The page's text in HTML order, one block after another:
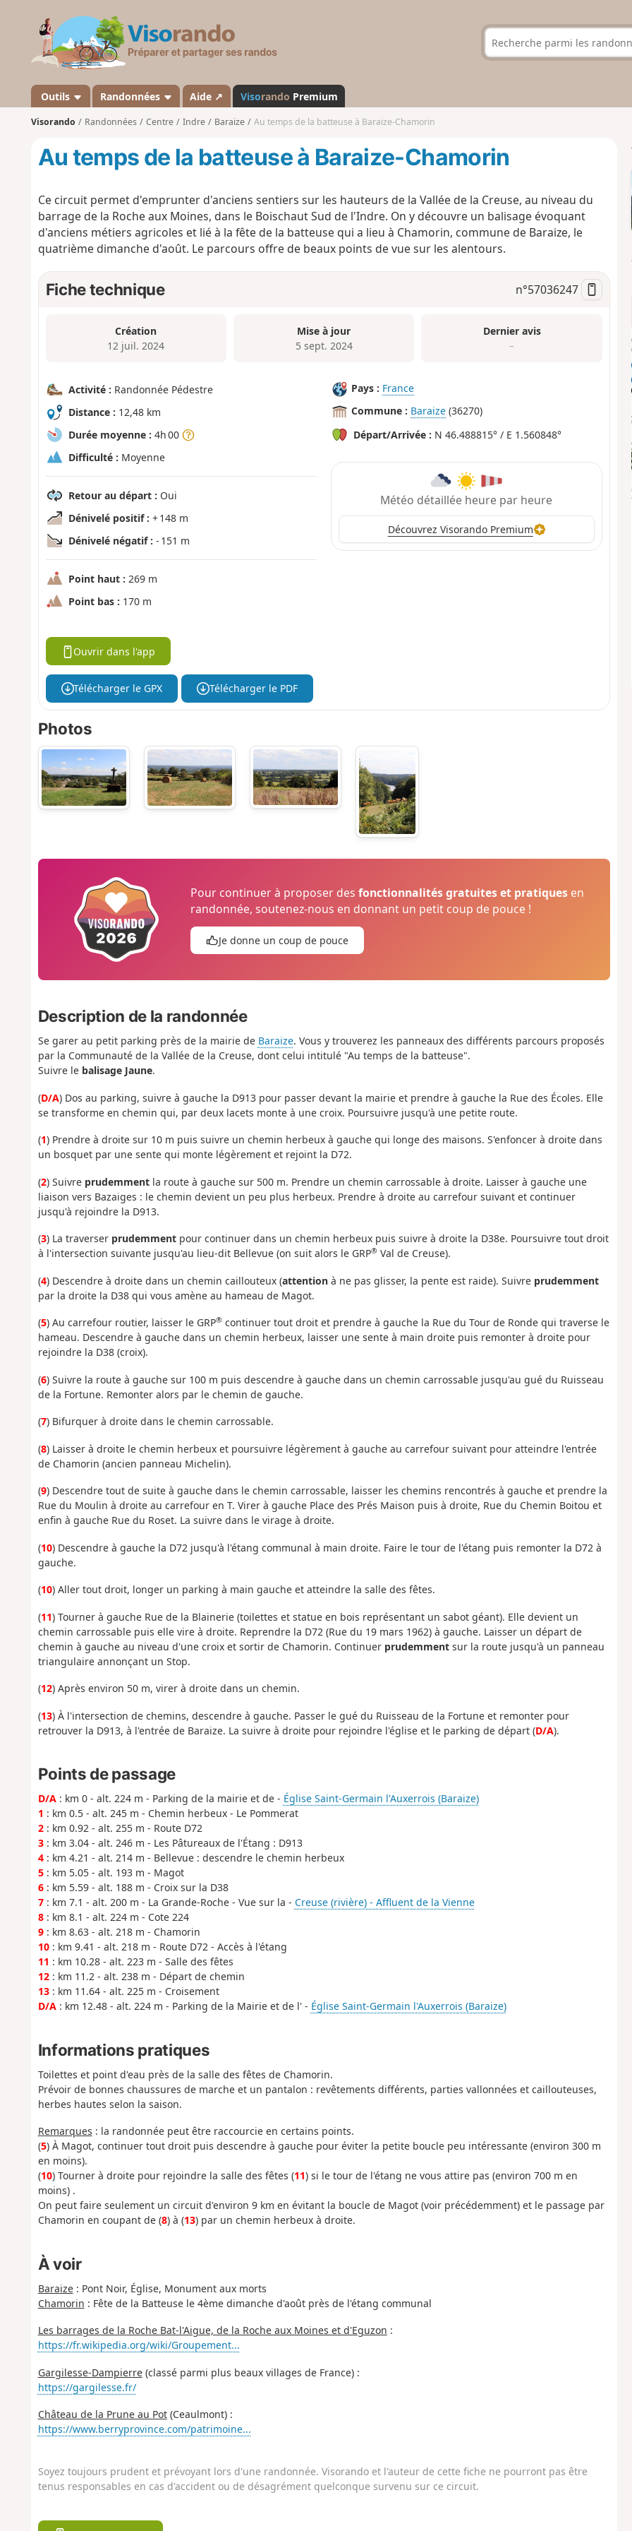
s
a
n
d
Outils Randonnées Aide ↗ Visorando Premium
Visorando Randonnées Centre Indre Baraize Au temps de la batteuse à Baraize-Chamorin
Au temps de la batteuse à Baraize-Chamorin
Ce circuit permet d'emprunter d'anciens sentiers sur les hauteurs de la Vallée de la Creuse, au niveau du
barrage de la Roche aux Moines, dans le Boischaut Sud de l'Indre. On y découvre un balisage évoquant
d'anciens métiers agricoles et lié à la fête de la batteuse qui a lieu à Chamorin, commune de Baraize, le
quatrième dimanche d'août. Le parcours offre de beaux points de vue sur les alentours.
Fiche technique n°57036247
Création
12 juil. 2024
Mise à jour
5 sept. 2024
Dernier avis
–
Activité : Randonnée Pédestre
Distance : 12,48 km
Durée moyenne : 4h 00
Difficulté : Moyenne
Retour au départ : Oui
Dénivelé positif : + 148 m
Dénivelé négatif : - 151 m
Point haut : 269 m
Point bas : 170 m
Pays : France
Commune : Baraize (36270)
Départ/Arrivée : N 46.488815° / E 1.560848°
Météo détaillée heure par heure
Découvrez Visorando Premium
Ouvrir dans l'app
Télécharger le GPX Télécharger le PDF
Photos
Pour continuer à proposer desfonctionnalités gratuites et pratiques en
randonnée, soutenez-nous en donnant un petit coup de pouce !
Je donne un coup de pouce
Description de la randonnée
Se garer au petit parking près de la mairie de Baraize. Vous y trouverez les panneaux des différents parcours proposés
par la Communauté de la Vallée de la Creuse, dont celui intitulé "Au temps de la batteuse".
Suivre le balisage Jaune.
(D/A) Dos au parking, suivre à gauche la D913 pour passer devant la mairie et prendre à gauche la Rue des Écoles. Elle
se transforme en chemin qui, par deux lacets monte à une croix. Poursuivre jusqu'à une petite route.
(1) Prendre à droite sur 10 m puis suivre un chemin herbeux à gauche qui longe des maisons. S'enfoncer à droite dans
un bosquet par une sente qui monte légèrement et rejoint la D72.
(2) Suivre prudemmentla route à gauche sur 500 m. Prendre un chemin carrossable à droite. Laisser à gauche une
liaison vers Bazaiges : le chemin devient un peu plus herbeux. Prendre à droite au carrefour suivant et continuer
jusqu'à rejoindre la D913.
(3) La traverser prudemmentpour continuer dans un chemin herbeux puis suivre à droite la D38e. Poursuivre tout droit
à l'intersection suivante jusqu'au lieu-dit Bellevue (on suit alors le GRP®Val de Creuse).
(4) Descendre à droite dans un chemin caillouteux (attentionà ne pas glisser, la pente est raide). Suivre prudemment
par la droite la D38 qui vous amène au hameau de Magot.
(5) Au carrefour routier, laisser le GRP®continuer tout droit et prendre à gauche la Rue du Tour de Ronde qui traverse le
hameau. Descendre à gauche dans un chemin herbeux, laisser une sente à main droite puis remonter à droite pour
rejoindre la D38 (croix).
(6) Suivre la route à gauche sur 100 m puis descendre à gauche dans un chemin carrossable jusqu'au gué du Ruisseau
de la Fortune. Remonter alors par le chemin de gauche.
(7) Bifurquer à droite dans le chemin carrossable.
(8) Laisser à droite le chemin herbeux et poursuivre légèrement à gauche au carrefour suivant pour atteindre l'entrée
de Chamorin (ancien panneau Michelin).
(9) Descendre tout de suite à gauche dans le chemin carrossable, laisser les chemins rencontrés à gauche et prendre la
Rue du Moulin à droite au carrefour en T. Virer à gauche Place des Prés Maison puis à droite, Rue du Chemin Boitou et
enfin à gauche Rue du Roset. La suivre dans le virage à droite.
(10) Descendre à gauche la D72 jusqu'à l'étang communal à main droite. Faire le tour de l'étang puis remonter la D72 à
gauche.
(10) Aller tout droit, longer un parking à main gauche et atteindre la salle des fêtes.
(11) Tourner à gauche Rue de la Blainerie (toilettes et statue en bois représentant un sabot géant). Elle devient un
chemin carrossable puis elle vire à droite. Reprendre la D72 (Rue du 19 mars 1962) à gauche. Laisser un départ de
chemin à gauche au niveau d'une croix et sortir de Chamorin. Continuer prudemmentsur la route jusqu'à un panneau
triangulaire annonçant un Stop.
(12) Après environ 50 m, virer à droite dans un chemin.
(13) À l'intersection de chemins, descendre à gauche. Passer le gué du Ruisseau de la Fortune et remonter pour
retrouver la D913, à l'entrée de Baraize. La suivre à droite pour rejoindre l'église et le parking de départ (D/A).
Points de passage
D/A: km 0 - alt. 224 m - Parking de la mairie et de - Église Saint-Germain l'Auxerrois (Baraize)
1 : km 0.5 - alt. 245 m - Chemin herbeux - Le Pommerat
2: km 0.92 - alt. 255 m - Route D72
3: km 3.04 - alt. 246 m - Les Pâtureaux de l'Étang : D913
4: km 4.21 - alt. 214 m - Bellevue : descendre le chemin herbeux
5: km 5.05 - alt. 193 m - Magot
6: km 5.59 - alt. 188 m - Croix sur la D38
7: km 7.1 - alt. 200 m - La Grande-Roche - Vue sur la - Creuse (rivière) - Affluent de la Vienne
8: km 8.1 - alt. 224 m - Cote 224
9: km 8.63 - alt. 218 m - Chamorin
10: km 9.41 - alt. 218 m - Route D72 - Accès à l'étang
11 : km 10.28 - alt. 223 m - Salle des fêtes
12: km 11.2 - alt. 238 m - Départ de chemin
13: km 11.64 - alt. 225 m - Croisement
D/A: km 12.48 - alt. 224 m - Parking de la Mairie et de l' - Église Saint-Germain l'Auxerrois (Baraize)
Informations pratiques
Toilettes et point d'eau près de la salle des fêtes de Chamorin.
Prévoir de bonnes chaussures de marche et un pantalon : revêtements différents, parties vallonnées et caillouteuses,
herbes hautes selon la saison.
Remarques : la randonnée peut être raccourcie en certains points.
(5) À Magot, continuer tout droit puis descendre à gauche pour éviter la petite boucle peu intéressante (environ 300 m
en moins).
(10) Tourner à droite pour rejoindre la salle des fêtes (11) si le tour de l'étang ne vous attire pas (environ 700 m en
moins) .
On peut faire seulement un circuit d'environ 9 km en évitant la boucle de Magot (voir précédemment) et le passage par
Chamorin en coupant de (8) à (13) par un chemin herbeux à droite.
À voir
Baraize: Pont Noir, Église, Monument aux morts
Chamorin : Fête de la Batteuse le 4ème dimanche d'août près de l'étang communal
Les barrages de la Roche Bat-l'Aigue, de la Roche aux Moines et d'Eguzon :
https://fr.wikipedia.org/wiki/Groupement...
Gargilesse-Dampierre(classé parmi plus beaux villages de France) :
https://gargilesse.fr/
Château de la Prune au Pot(Ceaulmont) :
https://www.berryprovince.com/patrimoine...
Soyez toujours prudent et prévoyant lors d'une randonnée. Visorando et l'auteur de cette fiche ne pourront pas être
tenus responsables en cas d'accident ou de désagrément quelconque survenu sur ce circuit.